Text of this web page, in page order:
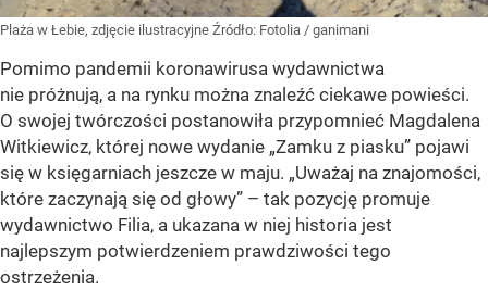
Plaża w Łebie, zdjęcie ilustracyjne Źródło: Fotolia / ganimani
Pomimo pandemii koronawirusa wydawnictwa
nie próżnują, a na rynku można znaleźć ciekawe powieści.
O swojej twórczości postanowiła przypomnieć Magdalena
Witkiewicz, której nowe wydanie „Zamku z piasku” pojawi
się w księgarniach jeszcze w maju. „Uważaj na znajomości,
które zaczynają się od głowy” – tak pozycję promuje
wydawnictwo Filia, a ukazana w niej historia jest
najlepszym potwierdzeniem prawdziwości tego
ostrzeżenia.